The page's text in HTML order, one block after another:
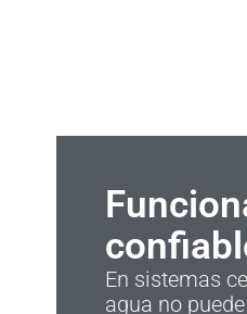
En sistemas
agua no